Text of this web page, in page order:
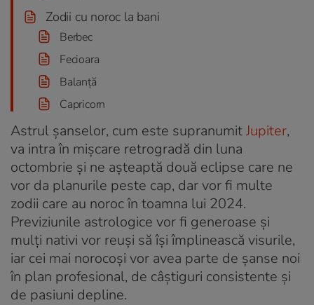
Zodii cu noroc la bani
Berbec
Fecioara
Balanță
Capricorn
Astrul șanselor, cum este supranumitJupiter,
va intra în mișcare retrogradă din luna
octombrie și ne așteaptă două eclipse care ne
vor da planurile peste cap, dar vor fi multe
zodii care au noroc în toamna lui 2024.
Previziunile astrologice vor fi generoase și
mulți nativi vor reuși să își împlinească visurile,
iar cei mai norocoși vor avea parte de șanse noi
în plan profesional, de câștiguri consistente și
de pasiuni depline.